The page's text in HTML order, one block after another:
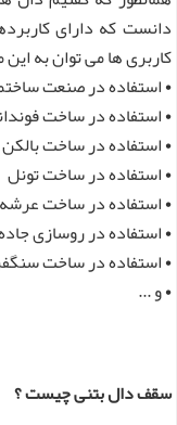
دانست که دارای
کاربری ها می توان به این
• استفاده در صنعت
• استفاده در ساخت
• استفاده در ساخت
• استفاده در ساخت تونل
• استفاده در ساخت
• استفاده در روسازی
• استفاده در ساخت
• و ...
سقف دال بتنی چیست ؟